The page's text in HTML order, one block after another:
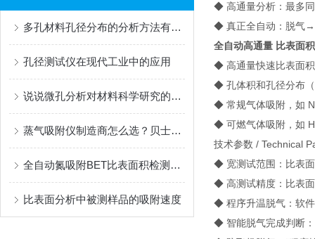
多孔材料孔径分布的分析方法有哪些？
孔径测试仪在现代工业中的应用
说说微孔分析对材料科学研究的重大意义
蒸气吸附仪制造商怎么选？贝士德用专业与口碑给出答案
全自动氮吸附BET比表面积检测仪产品的详细说明
比表面分析中被测样品的吸附速度
◆ 高通量分析：最多
◆ 真正全自动：脱气→
全自动高通量 比表面
◆ 高通量快速比表面
◆ 孔体积和孔径分布
◆ 常规气体吸附，如
◆ 可燃气体吸附，如
技术参数 / Technical
◆ 宽测试范围：比表
◆ 高测试精度：比表
◆ 程序升温脱气：软
◆ 智能脱气完成判断